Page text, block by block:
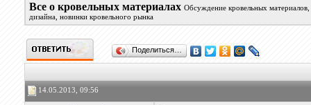
Все о кровельных материалах Обсуждение кровельных
дизайна, новинки кровельного рынка
Поделиться…
14.05.2013, 09:56